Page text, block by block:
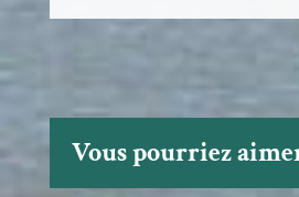
Vous pourriez